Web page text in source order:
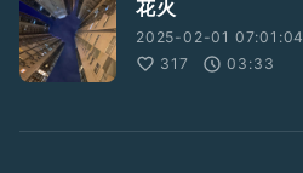
花火
2025-02-01 07:01:04
317
03:33